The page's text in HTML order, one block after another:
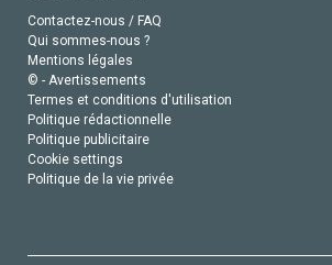
Contactez-nous / FAQ
Qui sommes-nous ?
Mentions légales
© - Avertissements
Termes et conditions d'utilisation
Politique rédactionnelle
Politique publicitaire
Cookie settings
Politique de la vie privée